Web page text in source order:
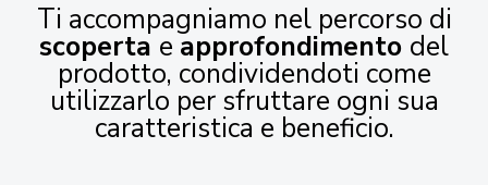
Ti accompagniamo nel percorso di
scoperta e approfondimento del
prodotto, condividendoti come
utilizzarlo per sfruttare ogni sua
caratteristica e beneficio.